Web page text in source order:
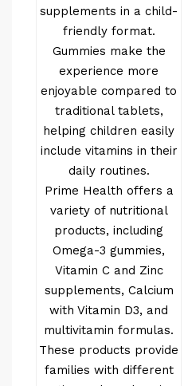
supplements in a child-
friendly format.
Gummies make the
experience more
enjoyable compared to
traditional tablets,
helping children easily
include vitamins in their
daily routines.
Prime Health offers a
variety of nutritional
products, including
Omega-3 gummies,
Vitamin C and Zinc
supplements, Calcium
with Vitamin D3, and
multivitamin formulas.
These products provide
families with different